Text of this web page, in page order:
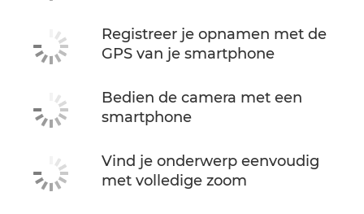
Registreer je opnamen met de
GPS van je smartphone
Bedien de camera met een
smartphone
Vind je onderwerp eenvoudig
met volledige zoom